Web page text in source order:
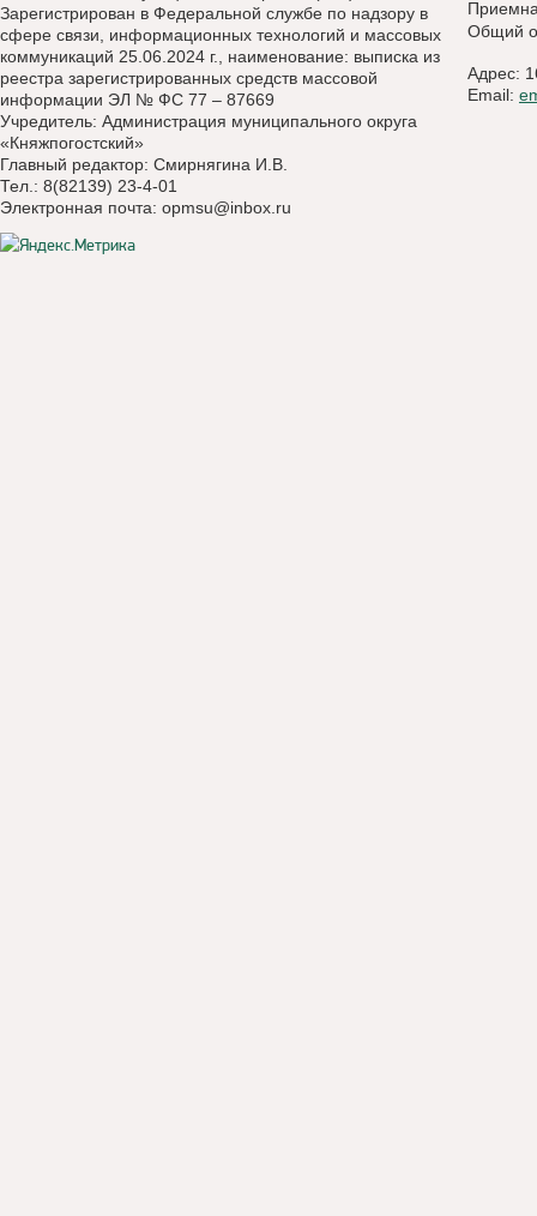
Зарегистрирован в Федеральной службе по надзору в
сфере связи, информационных технологий и массовых
коммуникаций 25.06.2024 г., наименование: выписка из
реестра зарегистрированных средств массовой
информации ЭЛ № ФС 77 – 87669
Учредитель: Администрация муниципального округа
«Княжпогостский»
Главный редактор: Смирнягина И.В.
Тел.: 8(82139) 23-4-01
Электронная почта: opmsu@inbox.ru
Общий
Адрес:
Email: